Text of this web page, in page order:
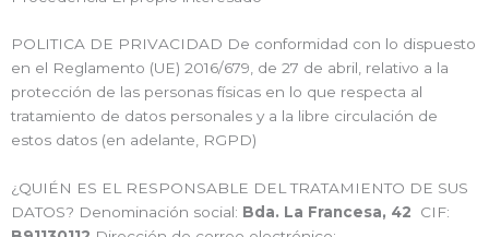
POLITICA DE PRIVACIDAD De conformidad con lo dispuesto
en el Reglamento (UE) 2016/679, de 27 de abril, relativo a la
protección de las personas físicas en lo que respecta al
tratamiento de datos personales y a la libre circulación de
estos datos (en adelante, RGPD)
¿QUIÉN ES EL RESPONSABLE DEL TRATAMIENTO DE SUS
DATOS? Denominación social: Bda. La Francesa, 42 CIF: